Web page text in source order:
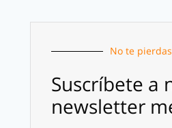
No te
Suscríbete a
newsletter